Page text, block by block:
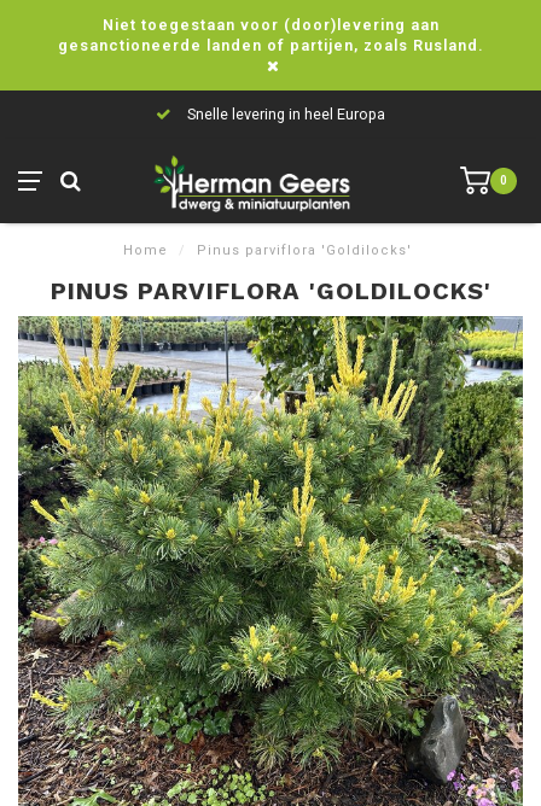
Niet toegestaan voor (door)levering aan
gesanctioneerde landen of partijen, zoals Rusland.
Snelle levering in heel Europa
0
Home / Pinus parviflora 'Goldilocks'
PINUS PARVIFLORA 'GOLDILOCKS'